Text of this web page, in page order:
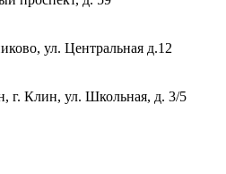
ул. Центральная д.12
г. Клин, ул. Школьная, д. 3/5